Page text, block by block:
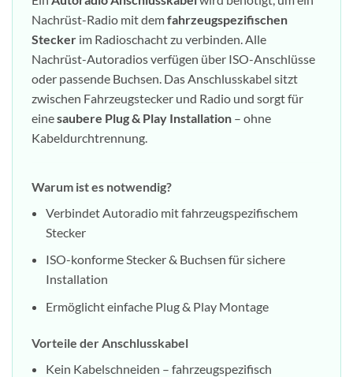
Nachrüst-Radio mit demfahrzeugspezifischen
Stecker im Radioschacht zu verbinden. Alle
Nachrüst-Autoradios verfügen über ISO-Anschlüsse
oder passende Buchsen. Das Anschlusskabel sitzt
zwischen Fahrzeugstecker und Radio und sorgt für
einesaubere Plug & Play Installation – ohne
Kabeldurchtrennung.
Warum ist es notwendig?
Verbindet Autoradio mit fahrzeugspezifischem
Stecker
ISO-konforme Stecker & Buchsen für sichere
Installation
Ermöglicht einfache Plug & Play Montage
Vorteile der Anschlusskabel
Kein Kabelschneiden – fahrzeugspezifisch